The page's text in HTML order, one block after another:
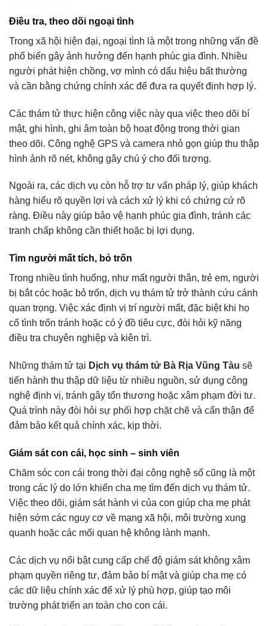
Điều tra, theo dõi ngoại tình
Trong xã hội hiện đại, ngoại tình là một trong những vấn đề
phổ biến gây ảnh hưởng đến hạnh phúc gia đình. Nhiều
người phát hiện chồng, vợ mình có dấu hiệu bất thường
và cần bằng chứng chính xác để đưa ra quyết định hợp lý.
Các thám tử thực hiện công việc này qua việc theo dõi bí
mật, ghi hình, ghi âm toàn bộ hoạt động trong thời gian
theo dõi. Công nghệ GPS và camera nhỏ gọn giúp thu thập
hình ảnh rõ nét, không gây chú ý cho đối tượng.
Ngoài ra, các dịch vụ còn hỗ trợ tư vấn pháp lý, giúp khách
hàng hiểu rõ quyền lợi và cách xử lý khi có chứng cứ rõ
ràng. Điều này giúp bảo vệ hạnh phúc gia đình, tránh các
tranh chấp không cần thiết hoặc bị lợi dụng.
Tìm người mất tích, bỏ trốn
Trong nhiều tình huống, như mất người thân, trẻ em, người
bị bắt cóc hoặc bỏ trốn, dịch vụ thám tử trở thành cứu cánh
quan trọng. Việc xác định vị trí người mất, đặc biệt khi họ
cố tình trốn tránh hoặc có ý đồ tiêu cực, đòi hỏi kỹ năng
điều tra chuyên nghiệp và kiên trì.
Những thám tử tại Dịch vụ thám tử Bà Rịa Vũng Tàu sẽ
tiến hành thu thập dữ liệu từ nhiều nguồn, sử dụng công
nghệ định vị, tránh gây tổn thương hoặc xâm phạm đời tư.
Quá trình này đòi hỏi sự phối hợp chặt chẽ và cẩn thận để
đảm bảo kết quả chính xác, kịp thời.
Giám sát con cái, học sinh – sinh viên
Chăm sóc con cái trong thời đại công nghệ số cũng là một
trong các lý do lớn khiến cha mẹ tìm đến dịch vụ thám tử.
Việc theo dõi, giám sát hành vi của con giúp cha mẹ phát
hiện sớm các nguy cơ về mạng xã hội, môi trường xung
quanh hoặc các mối quan hệ không lành mạnh.
Các dịch vụ nổi bật cung cấp chế độ giám sát không xâm
phạm quyền riêng tư, đảm bảo bí mật và giúp cha mẹ có
các dữ liệu chính xác để xử lý phù hợp, giúp tạo môi
trường phát triển an toàn cho con cái.